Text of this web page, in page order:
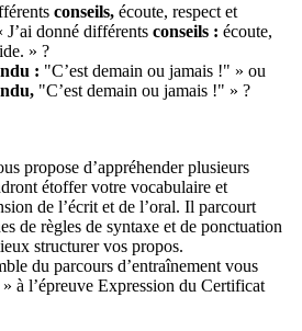
conseils, écoute, respect et
J’ai donné différents conseils : écoute,
» ?
: "C’est demain ou jamais !" » ou
"C’est demain ou jamais !" » ?
propose d’appréhender plusieurs
étoffer votre vocabulaire et
de l’écrit et de l’oral. Il parcourt
de règles de syntaxe et de ponctuation
structurer vos propos.
du parcours d’entraînement vous
à l’épreuve Expression du Certificat